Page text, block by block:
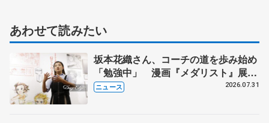
あわせて読みたい
坂本花織さん、コーチの道を歩み始め
「勉強中」 漫画『メダリスト』展覧
会で子どもたちにエール
ニュース 2026.07.31